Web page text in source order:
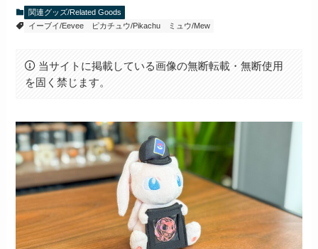
関連グッズ/Related Goods
イーブイ/Eevee
ピカチュウ/Pikachu ミュウ/Mew
当サイトに掲載している画像の無断転載・無断使用
を固く禁じます。